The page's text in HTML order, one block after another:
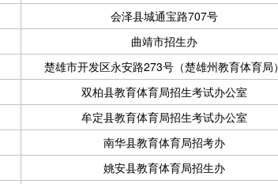
会泽县城通宝路707号
曲靖市招生办
楚雄市开发区永安路273号（楚雄州教育体育局）
双柏县教育体育局招生考试办公室
牟定县教育体育局招生考试办公室
南华县教育体育局招考办
姚安县教育体育局招生办